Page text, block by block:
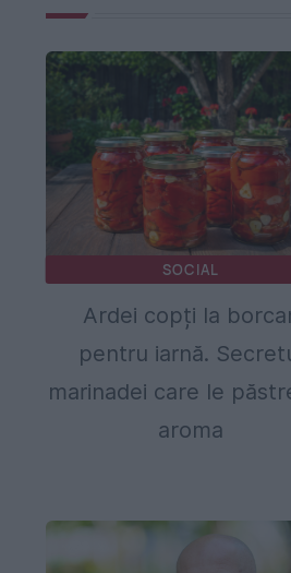
SOCIAL
Ardei copți la
pentru iarnă.
marinadei care le
aroma